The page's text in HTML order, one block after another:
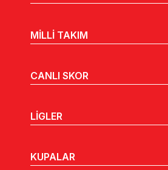
MİLLİ TAKIM
CANLI SKOR
LİGLER
KUPALAR